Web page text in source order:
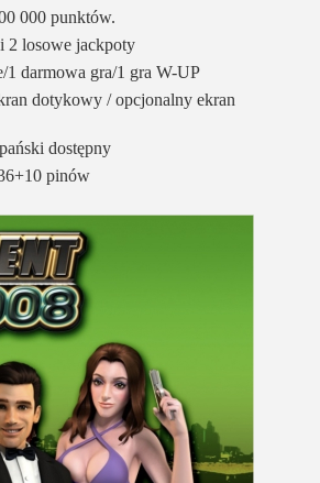
000 punktów.
2 losowe jackpoty
1 darmowa gra/1 gra W-UP
dotykowy / opcjonalny ekran
dostępny
pinów